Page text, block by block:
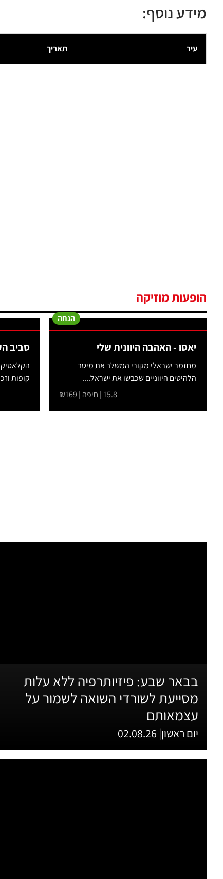
מידע נוסף:
עיר תאריך
הופעות מוזיקה
הנחה
יאסו - האהבה היוונית שלי
מחזמר ישראלי מקורי המשלב את מיטב
הלהיטים היווניים שכבשו את ישראל....
15.8 | חיפה | ₪169
סביב העולם
קופות
בבאר שבע: פיזיותרפיה ללא עלות
מסייעת לשורדי השואה לשמור על
עצמאותם
יום ראשון| 02.08.26